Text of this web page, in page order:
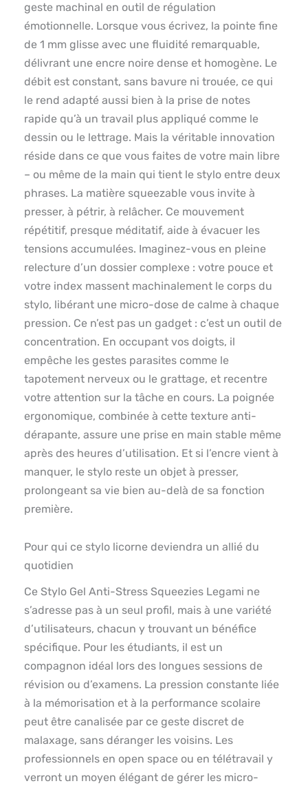
geste machinal en outil de régulation
émotionnelle. Lorsque vous écrivez, la pointe fine
de 1 mm glisse avec une fluidité remarquable,
délivrant une encre noire dense et homogène. Le
débit est constant, sans bavure ni trouée, ce qui
le rend adapté aussi bien à la prise de notes
rapide qu’à un travail plus appliqué comme le
dessin ou le lettrage. Mais la véritable innovation
réside dans ce que vous faites de votre main libre
– ou même de la main qui tient le stylo entre deux
phrases. La matière squeezable vous invite à
presser, à pétrir, à relâcher. Ce mouvement
répétitif, presque méditatif, aide à évacuer les
tensions accumulées. Imaginez-vous en pleine
relecture d’un dossier complexe : votre pouce et
votre index massent machinalement le corps du
stylo, libérant une micro-dose de calme à chaque
pression. Ce n’est pas un gadget : c’est un outil de
concentration. En occupant vos doigts, il
empêche les gestes parasites comme le
tapotement nerveux ou le grattage, et recentre
votre attention sur la tâche en cours. La poignée
ergonomique, combinée à cette texture anti-
dérapante, assure une prise en main stable même
après des heures d’utilisation. Et si l’encre vient à
manquer, le stylo reste un objet à presser,
prolongeant sa vie bien au-delà de sa fonction
première.
Pour qui ce stylo licorne deviendra un allié du
quotidien
Ce Stylo Gel Anti-Stress Squeezies Legami ne
s’adresse pas à un seul profil, mais à une variété
d’utilisateurs, chacun y trouvant un bénéfice
spécifique. Pour les étudiants, il est un
compagnon idéal lors des longues sessions de
révision ou d’examens. La pression constante liée
à la mémorisation et à la performance scolaire
peut être canalisée par ce geste discret de
malaxage, sans déranger les voisins. Les
professionnels en open space ou en télétravail y
verront un moyen élégant de gérer les micro-